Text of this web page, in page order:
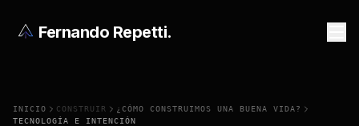
Fernando Repetti.
INICIO CONSTRUIR
¿CÓMO CONSTRUIMOS UNA BUENA VIDA?
TECNOLOGÍA E INTENCIÓN